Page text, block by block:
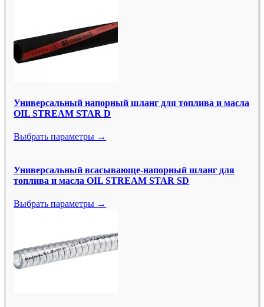
Универсальный напорный шланг для топлива и масла
OIL STREAM STAR D
Выбрать параметры →
Универсальный всасывающе-напорный шланг для
топлива и масла OIL STREAM STAR SD
Выбрать параметры →